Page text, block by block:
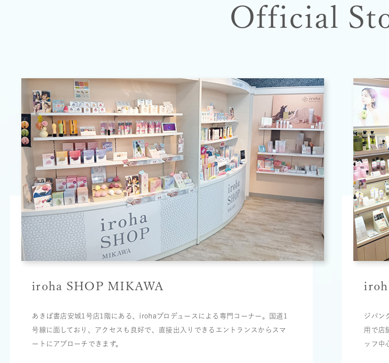
Official
iroha SHOP MIKAWA
あきば書店安城1号店1階にある、irohaプロデュースによる専門コーナー。国道1
号線に面しており、アクセスも良好で、直接出入りできるエントランスからスマ
ートにアプローチできます。
ジパン
用で店
ッフ中